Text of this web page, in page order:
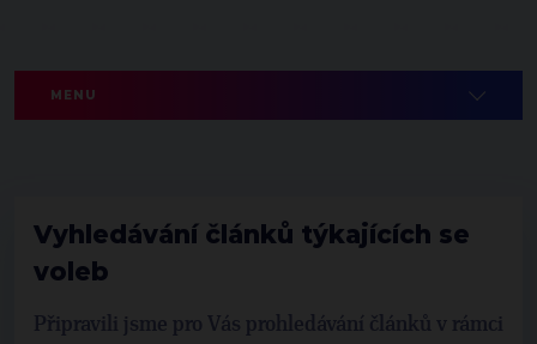
MENU
Vyhledávání článků týkajících se
voleb
Připravili jsme pro Vás prohledávání článků v rámci